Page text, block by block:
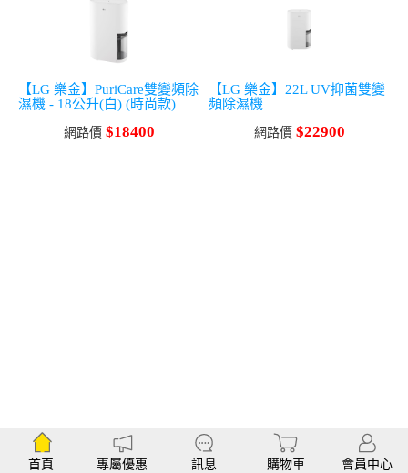
【LG 樂金】PuriCare雙變頻除
濕機 - 18公升(白) (時尚款)
網路價 $18400
【LG 樂金】22L UV抑菌雙變
頻除濕機
網路價 $22900
首頁 專屬優惠 訊息 購物車 會員中心